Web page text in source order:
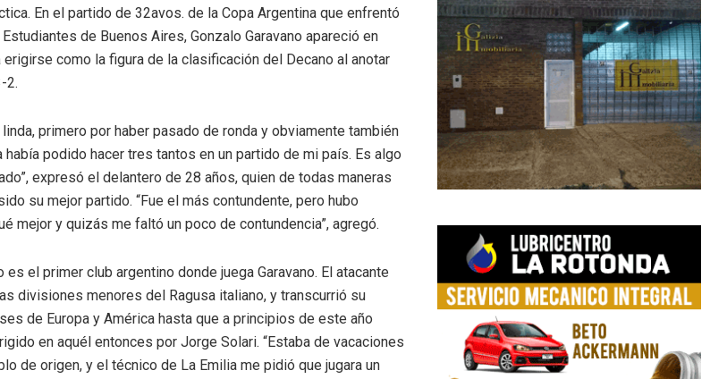
En el partido de 32avos. de la Copa Argentina que enfrentó
de Buenos Aires, Gonzalo Garavano apareció en
como la figura de la clasificación del Decano al anotar
2.
linda, primero por haber pasado de ronda y obviamente también
había podido hacer tres tantos en un partido de mi país. Es algo
expresó el delantero de 28 años, quien de todas maneras
su mejor partido. “Fue el más contundente, pero hubo
mejor y quizás me faltó un poco de contundencia”, agregó.
el primer club argentino donde juega Garavano. El atacante
divisiones menores del Ragusa italiano, y transcurrió su
de Europa y América hasta que a principios de este año
en aquél entonces por Jorge Solari. “Estaba de vacaciones
de origen, y el técnico de La Emilia me pidió que jugara un